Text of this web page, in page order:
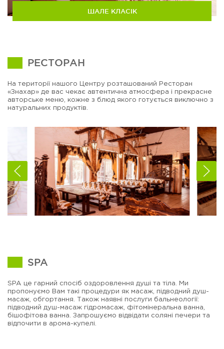
ШАЛЕ КЛАСІК
РЕСТОРАН
На території нашого Центру розташований Ресторан
«Знахар» де вас чекає автентична атмосфера і прекрасне
авторське меню, кожне з блюд якого готується виключно з
натуральних продуктів.
SPA
SPA це гарний спосіб оздоровлення душі та тіла. Ми
пропонуємо Вам такі процедури як масаж, підводний душ-
масаж, обгортання. Також наявні послуги бальнеології:
підводний душ-масаж гідромасаж, фітомінеральна ванна,
бішофітова ванна. Запрошуємо відвідати соляні печери та
відпочити в арома-купелі.